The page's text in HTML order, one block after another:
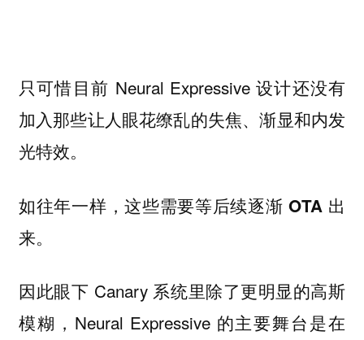
只可惜目前 Neural Expressive 设计还没有
加入那些让人眼花缭乱的失焦、渐显和内发
光特效。
如往年一样，这些需要等后续逐渐 OTA 出
来。
因此眼下 Canary 系统里除了更明显的高斯
模糊，Neural Expressive 的主要舞台是在